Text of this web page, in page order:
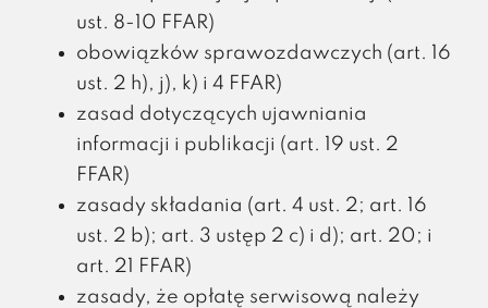
ust. 8-10 FFAR)
obowiązków sprawozdawczych (art. 16
ust. 2 h), j), k) i 4 FFAR)
zasad dotyczących ujawniania
informacji i publikacji (art. 19 ust. 2
FFAR)
zasady składania (art. 4 ust. 2; art. 16
ust. 2 b); art. 3 ustęp 2 c) i d); art. 20; i
art. 21 FFAR)
zasady, że opłatę serwisową należy